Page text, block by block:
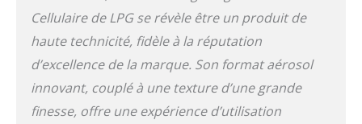
Cellulaire de LPG se révèle être un produit de
haute technicité, fidèle à la réputation
d’excellence de la marque. Son format aérosol
innovant, couplé à une texture d’une grande
finesse, offre une expérience d’utilisation